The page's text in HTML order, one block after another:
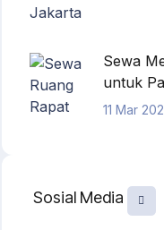
Sewa
untuk
11 Mar
Sosial Media